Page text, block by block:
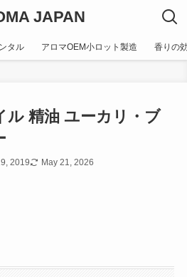
JAPAN
タル アロマOEM小ロット製造 香りの
ル 精油 ユーカリ・ブ
2019 May 21, 2026